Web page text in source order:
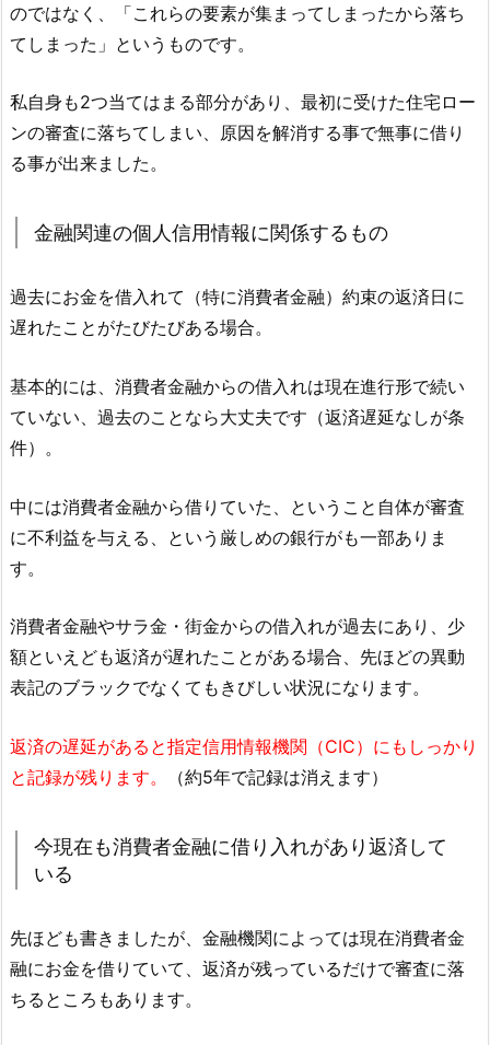
のではなく、「これらの要素が集まってしまったから落ち
てしまった」というものです。
私自身も2つ当てはまる部分があり、最初に受けた住宅ロー
ンの審査に落ちてしまい、原因を解消する事で無事に借り
る事が出来ました。
金融関連の個人信用情報に関係するもの
過去にお金を借入れて（特に消費者金融）約束の返済日に
遅れたことがたびたびある場合。
基本的には、消費者金融からの借入れは現在進行形で続い
ていない、過去のことなら大丈夫です（返済遅延なしが条
件）。
中には消費者金融から借りていた、ということ自体が審査
に不利益を与える、という厳しめの銀行がも一部ありま
す。
消費者金融やサラ金・街金からの借入れが過去にあり、少
額といえども返済が遅れたことがある場合、先ほどの異動
表記のブラックでなくてもきびしい状況になります。
返済の遅延があると指定信用情報機関（CIC）にもしっかり
と記録が残ります。
（約5年で記録は消えます）
今現在も消費者金融に借り入れがあり返済して
いる
先ほども書きましたが、金融機関によっては現在消費者金
融にお金を借りていて、返済が残っているだけで審査に落
ちるところもあります。